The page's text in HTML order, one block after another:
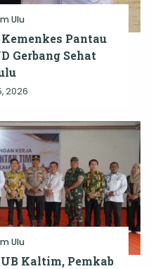
Ulu
Pantau
Gerbang Sehat
2026
Ulu
Kaltim, Pemkab